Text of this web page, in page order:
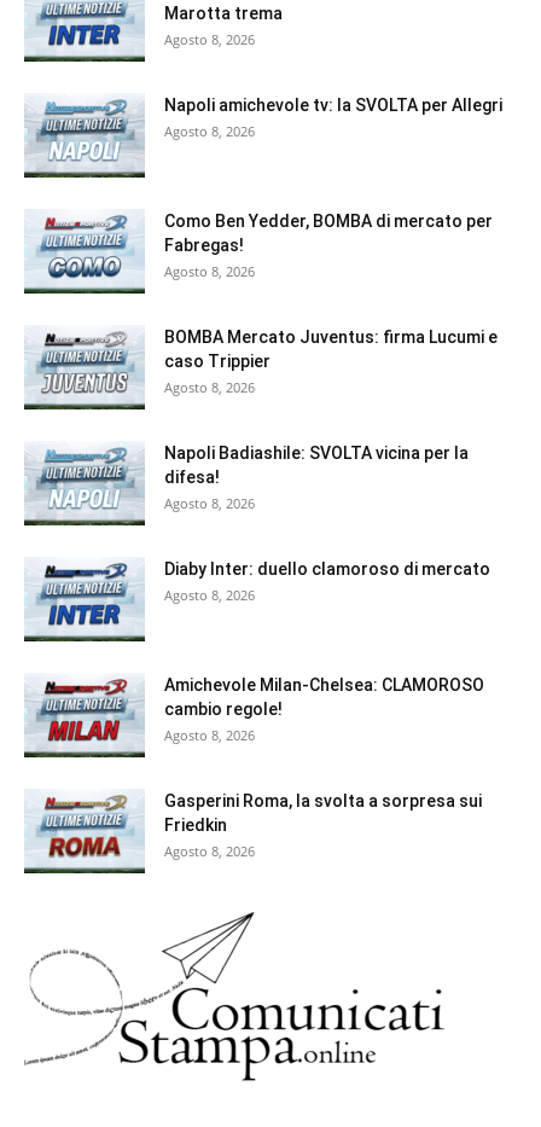
Marotta trema
Agosto 8, 2026
Napoli amichevole tv: la SVOLTA per Allegri
Agosto 8, 2026
Como Ben Yedder, BOMBA di mercato per
Fabregas!
Agosto 8, 2026
BOMBA Mercato Juventus: firma Lucumi e
caso Trippier
Agosto 8, 2026
Napoli Badiashile: SVOLTA vicina per la
difesa!
Agosto 8, 2026
Diaby Inter: duello clamoroso di mercato
Agosto 8, 2026
Amichevole Milan-Chelsea: CLAMOROSO
cambio regole!
Agosto 8, 2026
Gasperini Roma, la svolta a sorpresa sui
Friedkin
Agosto 8, 2026